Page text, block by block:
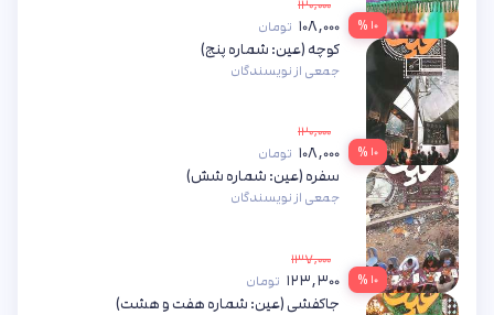
۱۰ %
۱۲۰,۰۰۰
۱۰۸,۰۰۰ تومان
۱۰ %
کوچه (عین: شماره پنج)
جمعی از نویسندگان
۱۲۰,۰۰۰
۱۰۸,۰۰۰ تومان
۱۰ %
سفره (عین: شماره شش)
جمعی از نویسندگان
۱۳۷,۰۰۰
۱۲۳,۳۰۰ تومان
جاکفشی (عین: شماره هفت و هشت)